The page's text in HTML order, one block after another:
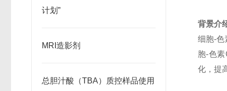
计划”
MRI造影剂
总胆汁酸（TBA）质控样品使用
背景介
细胞-色
胞-色素
化，提